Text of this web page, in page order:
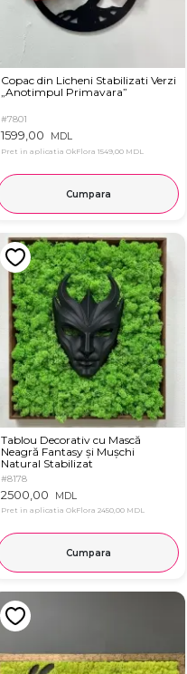
Copac din Licheni Stabilizati Verzi
„Anotimpul Primavara”
#7801
1599,00 MDL
Pret in aplicatia OkFlora 1549,00 MDL
Cumpara
Tablou Decorativ cu Mască
Neagră Fantasy și Mușchi
Natural Stabilizat
#8178
2500,00 MDL
Pret in aplicatia OkFlora 2450,00 MDL
Cumpara